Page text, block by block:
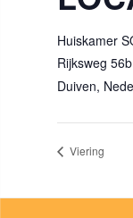
Huiskamer
Rijksweg 56b
Duiven,
Viering